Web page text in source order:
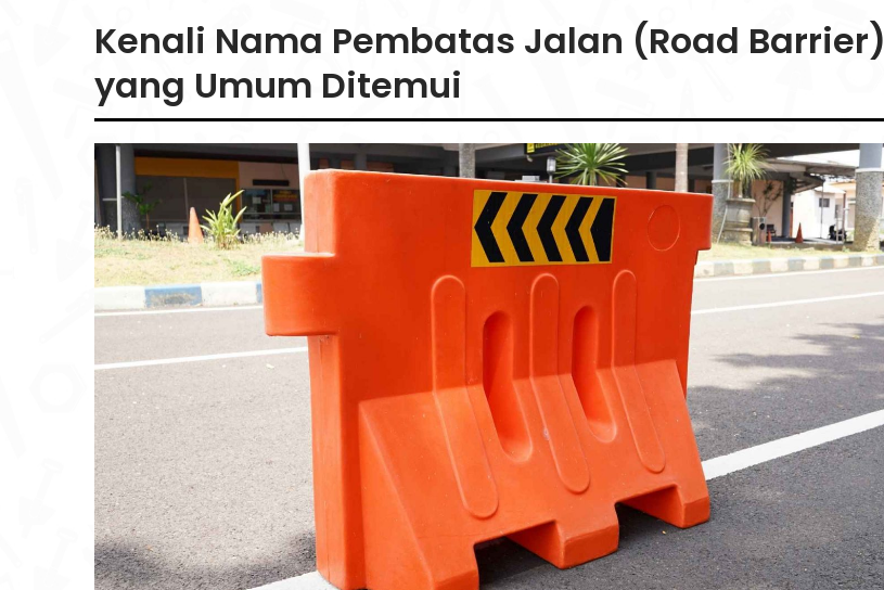
Kenali Nama Pembatas Jalan (Road Barrier)
yang Umum Ditemui